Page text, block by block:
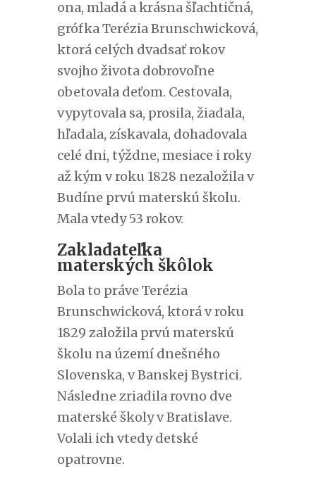
ona, mladá a krásna šľachtičná,
grófka Terézia Brunschwicková,
ktorá celých dvadsať rokov
svojho života dobrovoľne
obetovala deťom. Cestovala,
vypytovala sa, prosila, žiadala,
hľadala, získavala, dohadovala
celé dni, týždne, mesiace i roky
až kým v roku 1828 nezaložila v
Budíne prvú materskú školu.
Mala vtedy 53 rokov.
Zakladateľka
materských škôlok
Bola to práve Terézia
Brunschwicková, ktorá v roku
1829 založila prvú materskú
školu na území dnešného
Slovenska, v Banskej Bystrici.
Následne zriadila rovno dve
materské školy v Bratislave.
Volali ich vtedy detské
opatrovne.